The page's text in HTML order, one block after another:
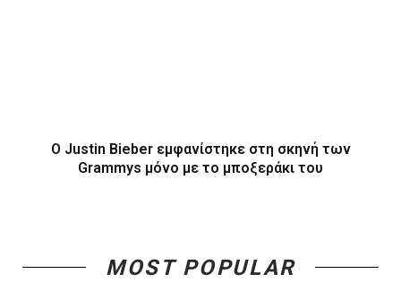
O Justin Bieber εμφανίστηκε στη σκηνή των
Grammys μόνο με το μποξεράκι του
MOST POPULAR